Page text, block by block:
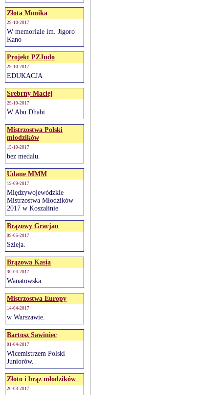
Złota Monika
29-10-2017
W memoriale im. Jigoro
Kano
Projekt PZJudo
29-10-2017
EDUKACJA
Srebrny Maciej
29-10-2017
W Abu Dhabi
Mistrzostwa Polski
młodzików
15-10-2017
bez medalu.
Udane MMM
19-09-2017
Międzywojewódzkie
Mistrzostwa Młodzików
2017 w Koszalinie
Brązowy Gracjan
09-05-2017
Szleja.
Brązowa Kasia
30-04-2017
Wanatowska.
Mistrzostwa Europy
14-04-2017
w Warszawie.
Bartosz Sawiniec
01-04-2017
Wicemistrzem Polski
Juniorów.
Złoto i brąz młodzików
20-03-2017